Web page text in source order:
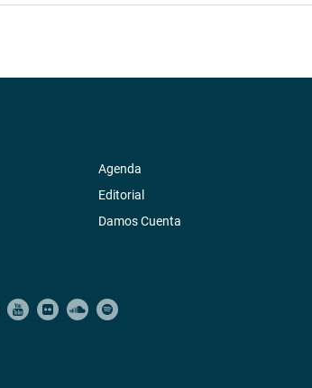
Agenda
Editorial
Damos Cuenta